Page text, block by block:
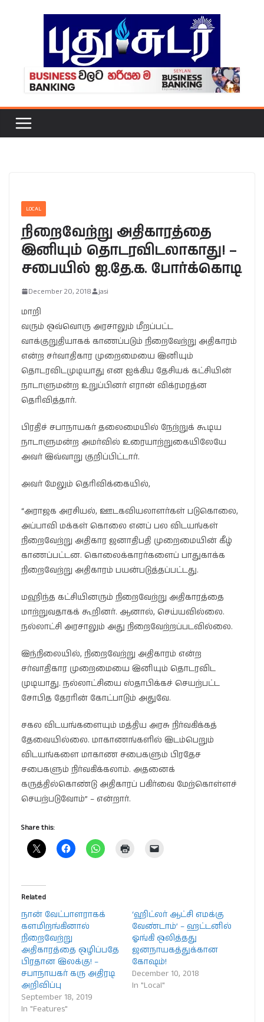
LOCAL
நிறைவேற்று அதிகாரத்தை
இனியும் தொடரவிடலாகாது! –
சபையில் ஐ.தே.க. போர்க்கொடி
December 20, 2018 jasi
மாறி
வரும் ஒவ்வொரு அரசாலும் மீறப்பட்ட
வாக்குறுதியாகக் காணப்படும் நிறைவேற்று அதிகாரம்
என்ற சர்வாதிகார முறைமையை இனியும்
தொடரவிடமுடியாது என ஐக்கிய தேசியக் கட்சியின்
நாடாளுமன்ற உறுப்பினர் எரான் விக்ரமரத்ன
தெரிவித்தார்.
பிரதிச் சபாநாயகர் தலைமையில் நேற்றுக் கூடிய
நாடாளுமன்ற அமர்வில் உரையாற்றுகையிலேயே
அவர் இவ்வாறு குறிப்பிட்டார்.
அவர் மேலும் தெரிவிக்கையில்,
“அராஜக அரசியல், ஊடகவியலாளர்கள் படுகொலை,
அப்பாவி மக்கள் கொலை எனப் பல விடயங்கள்
நிறைவேற்று அதிகார ஜனாதிபதி முறைமையின் கீழ்
காணப்பட்டன. கொலைக்காரர்களைப் பாதுகாக்க
நிறைவேற்று அதிகாரம் பயன்படுத்தப்பட்டது.
மஹிந்த கட்சியினரும் நிறைவேற்று அதிகாரத்தை
மாற்றுவதாகக் கூறினர். ஆனால், செய்யவில்லை.
நல்லாட்சி அரசாலும் அது நிறைவேற்றப்படவில்லை.
இந்நிலையில், நிறைவேற்று அதிகாரம் என்ற
சர்வாதிகார முறைமையை இனியும் தொடரவிட
முடியாது. நல்லாட்சியை ஸ்தாபிக்கச் செயற்பட்ட
சோபித தேரரின் கோட்பாடும் அதுவே.
சகல விடயங்களையும் மத்திய அரசு நிர்வகிக்கத்
தேவையில்லை. மாகாணங்களில் இடம்பெறும்
விடயங்களை மாகாண சபைகளும் பிரதேச
சபைகளும் நிர்வகிக்கலாம். அதனைக்
கருத்தில்கொண்டு அதிகாரப் பகிர்வை மேற்கொள்ளச்
செயற்படுவோம்” – என்றார்.
Share this:
Related
நான் வேட்பாளராகக்
களமிறங்கினால்
நிறைவேற்று
அதிகாரத்தை ஒழிப்பதே
பிரதான இலக்கு! –
சபாநாயகர் கரு அதிரடி
அறிவிப்பு
September 18, 2019
In "Features"
‘ஹிட்லர் ஆட்சி எமக்கு
வேண்டாம்’ – ஹட்டனில்
ஓங்கி ஒலித்தது
ஜனநாயகத்துக்கான
கோஷம்!
December 10, 2018
In "Local"